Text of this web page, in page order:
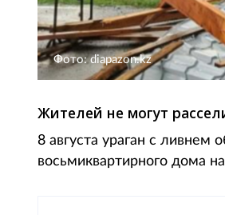
Фото: diapazon.kz
Жителей не могут
8 августа ураган с ливнем
восьмиквартирного дома